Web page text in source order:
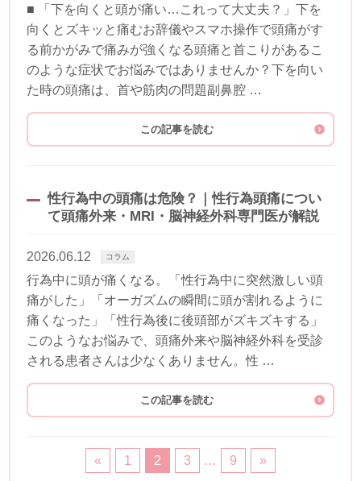
■ 「下を向くと頭が痛い…これって大丈夫？」下を
向くとズキッと痛むお辞儀やスマホ操作で頭痛がす
る前かがみで痛みが強くなる頭痛と首こりがあるこ
のような症状でお悩みではありませんか？下を向い
た時の頭痛は、首や筋肉の問題副鼻腔 …
この記事を読む
性行為中の頭痛は危険？｜性行為頭痛につい
て頭痛外来・MRI・脳神経外科専門医が解説
2026.06.12 コラム
行為中に頭が痛くなる。「性行為中に突然激しい頭
痛がした」「オーガズムの瞬間に頭が割れるように
痛くなった」「性行為後に後頭部がズキズキする」
このようなお悩みで、頭痛外来や脳神経外科を受診
される患者さんは少なくありません。性 …
この記事を読む
« 1 2 3 … 9 »